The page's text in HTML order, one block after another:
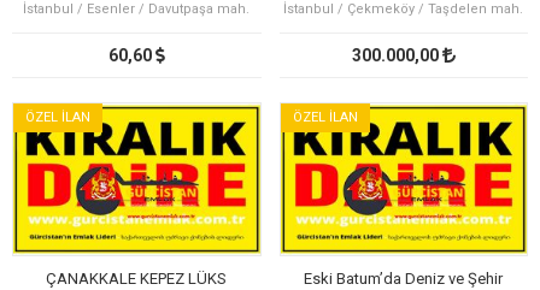
İstanbul / Esenler / Davutpaşa mah.
60,60
İstanbul / Çekmeköy / Taşdelen mah.
300.000,00
ÖZEL İLAN
ÇANAKKALE KEPEZ LÜKS
ÖZEL İLAN
Eski Batum’da Deniz ve Şehir